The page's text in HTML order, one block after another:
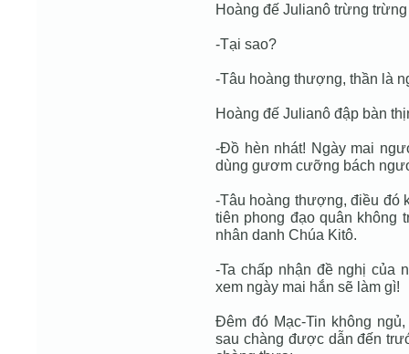
Hoàng đế Julianô trừng
-Tại sao?
-Tâu hoàng thượng, thần là
Hoàng đế Julianô đập bàn
-Đồ hèn nhát! Ngày mai
dùng gươm cưỡng bách
-Tâu hoàng thượng, điều đó
tiên phong đạo quân không
nhân danh Chúa Kitô.
-Ta chấp nhận đề nghị của
xem ngày mai hắn sẽ làm gì!
Đêm đó Mạc-Tin không
sau chàng được dẫn đến